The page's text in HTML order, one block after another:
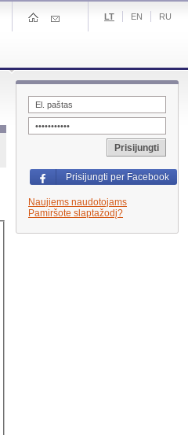
LT EN RU
Prisijungti
Prisijungti per Facebook
Naujiems naudotojams
Pamiršote slaptažodį?